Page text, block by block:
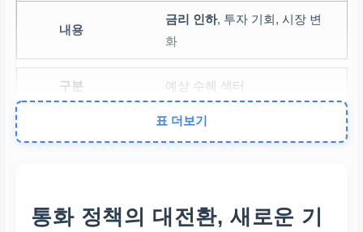
금리 인하, 투자 기회, 시장 변
화
예상 수혜 섹터
소형주, 기술주, 소비재, 헬스
케어
에너지, 보험사, 일부 산업재
표 더보기
통화 정책의 대전환, 새로운 기